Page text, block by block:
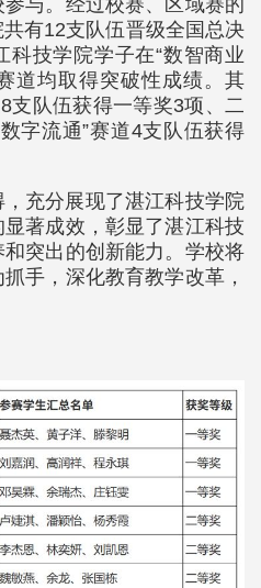
与。经过校赛、区域赛的
有12支队伍晋级全国总决
科技学院学子在“数智商业
道均取得突破性成绩。其
支队伍获得一等奖3项、二
字流通”赛道4支队伍获得
充分展现了湛江科技学院
著成效，彰显了湛江科技
突出的创新能力。学校将
手，深化教育教学改革，